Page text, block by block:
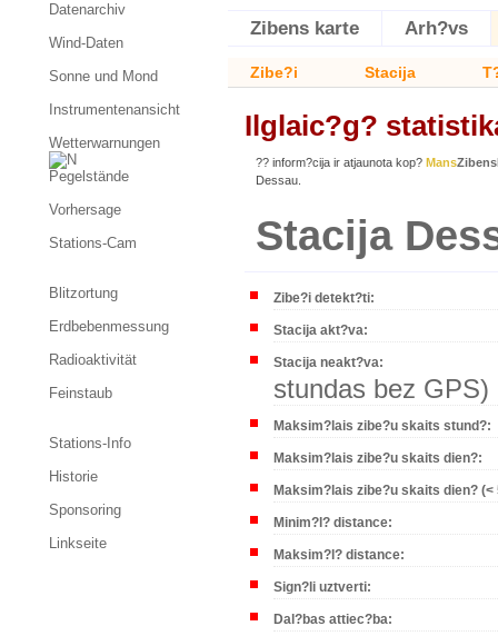
Zibens karte Arh?vs
Zibe?i Stacija
Ilglaic?g?
?? inform?cija ir atjaunota kop? Mans
Dessau.
Stacija
Zibe?i detekt?ti:
Stacija akt?va:
Stacija neakt?va:
stundas bez GPS)
Maksim?lais zibe?u skaits stund?:
Maksim?lais zibe?u skaits dien?:
Maksim?lais zibe?u skaits dien? (<
Minim?l? distance:
Maksim?l? distance:
Sign?li uztverti:
Dal?bas attiec?ba:
Datenarchiv
Wind-Daten
Sonne und Mond
Instrumentenansicht
Wetterwarnungen
Pegelstände
Vorhersage
Stations-Cam
Blitzortung
Erdbebenmessung
Radioaktivität
Feinstaub
Stations-Info
Historie
Sponsoring
Linkseite